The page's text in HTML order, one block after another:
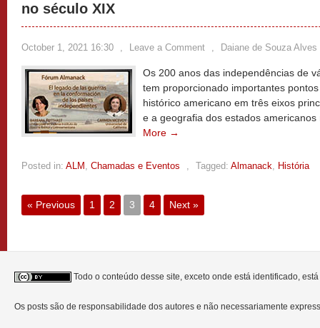
no século XIX
October 1, 2021 16:30 , Leave a Comment , Daiane de Souza Alves
Os 200 anos das independências de
tem proporcionado importantes
histórico americano em três eixos
e a geografia dos estados
More →
Posted in: ALM , Chamadas e Eventos , Tagged: Almanack, História
« Previous 1 2 3 4 Next »
Todo o conteúdo desse site, exceto onde está identificado,
Os posts são de responsabilidade dos autores e não necessariamente